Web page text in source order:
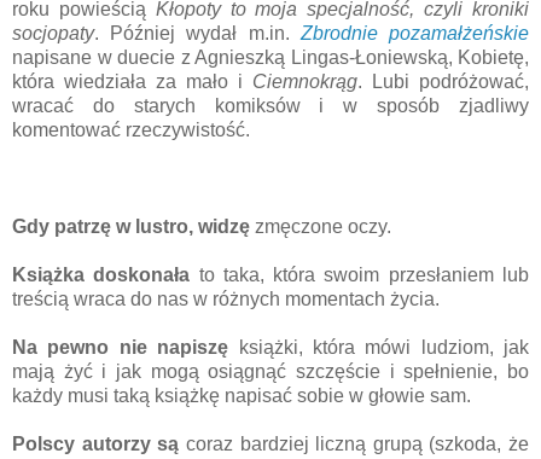
roku powieścią Kłopoty to moja specjalność, czyli kroniki
socjopaty. Później wydał m.in.Zbrodnie pozamałżeńskie
napisane w duecie z Agnieszką Lingas-Łoniewską, Kobietę,
która wiedziała za mało i Ciemnokrąg. Lubi podróżować,
wracać do starych komiksów i w sposób zjadliwy
komentować rzeczywistość.
Gdy patrzę w lustro, widzę zmęczone oczy.
Książka doskonała to taka, która swoim przesłaniem lub
treścią wraca do nas w różnych momentach życia.
Na pewno nie napiszę książki, która mówi ludziom, jak
mają żyć i jak mogą osiągnąć szczęście i spełnienie, bo
każdy musi taką książkę napisać sobie w głowie sam.
Polscy autorzy są coraz bardziej liczną grupą (szkoda, że